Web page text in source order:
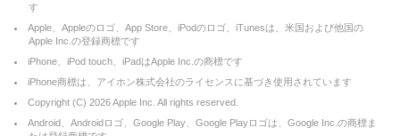
す
Apple、Appleのロゴ、App Store、iPodのロゴ、iTunesは、米国および他国の
Apple Inc.の登録商標です
iPhone、iPod touch、iPadはApple Inc.の商標です
iPhone商標は、アイホン株式会社のライセンスに基づき使用されています
Copyright (C) 2026Apple Inc. All rights reserved.
Android、Androidロゴ、Google Play、Google Playロゴは、Google Inc.の商標ま